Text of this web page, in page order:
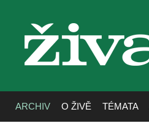
živa
ARCHIV O ŽIVĚ TÉMATA